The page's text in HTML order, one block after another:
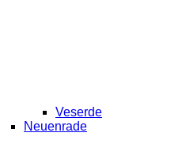
Veserde
Neuenrade